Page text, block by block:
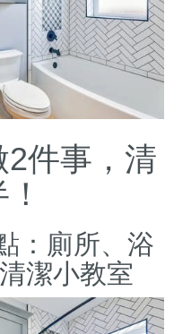
件事，清
：廁所、浴
潔小教室